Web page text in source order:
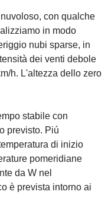
con qualche
in modo
nubi sparse, in
dei venti debole
h. L'altezza dello zero
stabile con
previsto. Piú
di inizio
pomeridiane
da W nel
è prevista intorno ai